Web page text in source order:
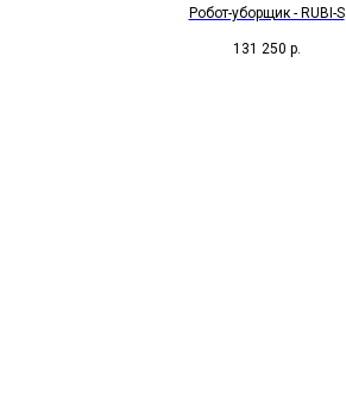
Робот-уборщик - RUBI-S
131 250 р.